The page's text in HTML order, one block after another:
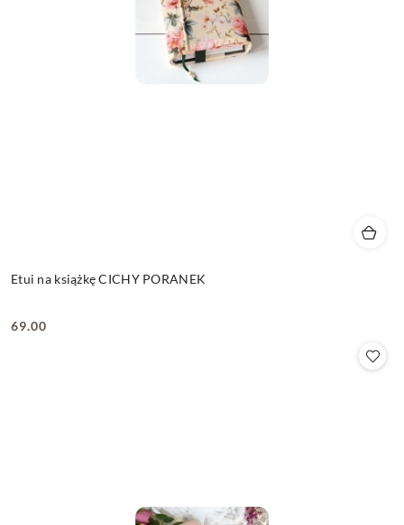
Etui na książkę CICHY PORANEK
Cena:
69.00